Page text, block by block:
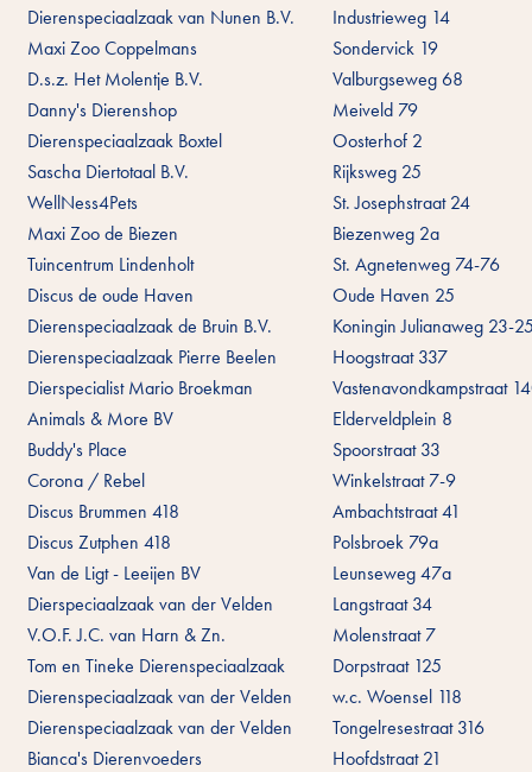
Dierenspeciaalzaak van Nunen B.V.
Industrieweg 14
Maxi Zoo Coppelmans
Sondervick 19
D.s.z. Het Molentje B.V.
Valburgseweg 68
Danny's Dierenshop
Meiveld 79
Dierenspeciaalzaak Boxtel
Oosterhof 2
Sascha Diertotaal B.V.
Rijksweg 25
WellNess4Pets
St. Josephstraat 24
Maxi Zoo de Biezen
Biezenweg 2a
Tuincentrum Lindenholt
St. Agnetenweg 74-76
Discus de oude Haven
Oude Haven 25
Dierenspeciaalzaak de Bruin B.V.
Koningin Julianaweg 23-
Dierenspeciaalzaak Pierre Beelen
Hoogstraat 337
Dierspecialist Mario Broekman
Vastenavondkampstraat
Animals & More BV
Elderveldplein 8
Buddy's Place
Spoorstraat 33
Corona / Rebel
Winkelstraat 7-9
Discus Brummen 418
Ambachtstraat 41
Discus Zutphen 418
Polsbroek 79a
Van de Ligt - Leeijen BV
Leunseweg 47a
Dierspeciaalzaak van der Velden
Langstraat 34
V.O.F. J.C. van Harn & Zn.
Molenstraat 7
Tom en Tineke Dierenspeciaalzaak
Dorpstraat 125
Dierenspeciaalzaak van der Velden
w.c. Woensel 118
Dierenspeciaalzaak van der Velden
Tongelresestraat 316
Bianca's Dierenvoeders
Hoofdstraat 21